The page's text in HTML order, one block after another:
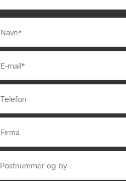
Navn*
E-mail*
Telefon
Firma
Postnummer og by